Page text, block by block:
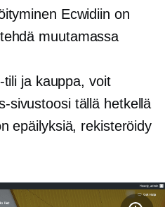
Ecwidiin on
muutamassa
ja kauppa, voit
sivustoosi tällä hetkellä
epäilyksiä, rekisteröidy